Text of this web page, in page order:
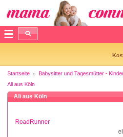
Startseite
Babysitter und Tagesmütter -
Ali aus Köln
Ali aus Köln
RoadRunner